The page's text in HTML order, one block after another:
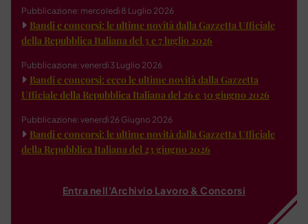
Pubblicazione: mercoledì 8 Luglio 2026
Bandi e concorsi: le ultime novità dalla Gazzetta Ufficiale
della Repubblica Italiana del 3 e 7 luglio 2026
Pubblicazione: venerdì 3 Luglio 2026
Bandi e concorsi: ecco le ultime novità dalla Gazzetta
Ufficiale della Repubblica Italiana del 26 e 30 giugno 2026
Pubblicazione: venerdì 26 Giugno 2026
Bandi e concorsi: le ultime novità dalla Gazzetta Ufficiale
della Repubblica Italiana del 23 giugno 2026
Entra nell'Archivio Lavoro & Concorsi